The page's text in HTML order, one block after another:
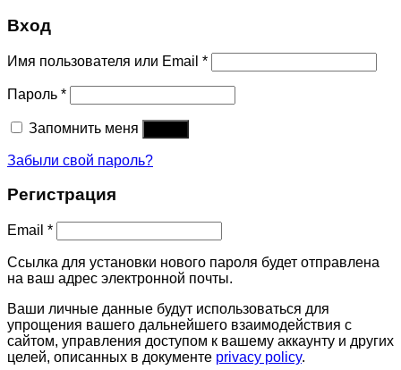
Вход
Имя пользователя или Email *
Пароль *
Запомнить меня
Забыли свой пароль?
Регистрация
Email *
Ссылка для установки нового пароля будет отправлена ​​
на ваш адрес электронной почты.
Ваши личные данные будут использоваться для
упрощения вашего дальнейшего взаимодействия с
сайтом, управления доступом к вашему аккаунту и других
целей, описанных в документе privacy policy.